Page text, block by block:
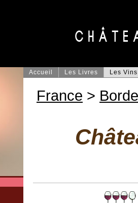
Accueil Les Livres Les Vins
France >